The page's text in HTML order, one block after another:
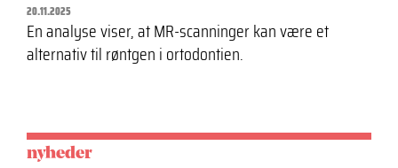
20.11.2025
En analyse viser, at MR-scanninger kan være et
alternativ til røntgen i ortodontien.
nyheder